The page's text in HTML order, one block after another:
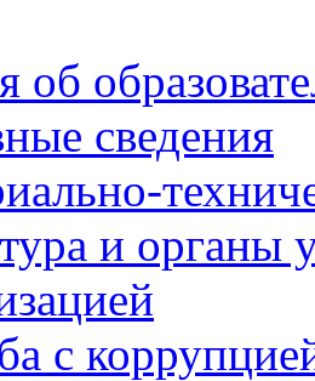
об
сведения
и органы
с